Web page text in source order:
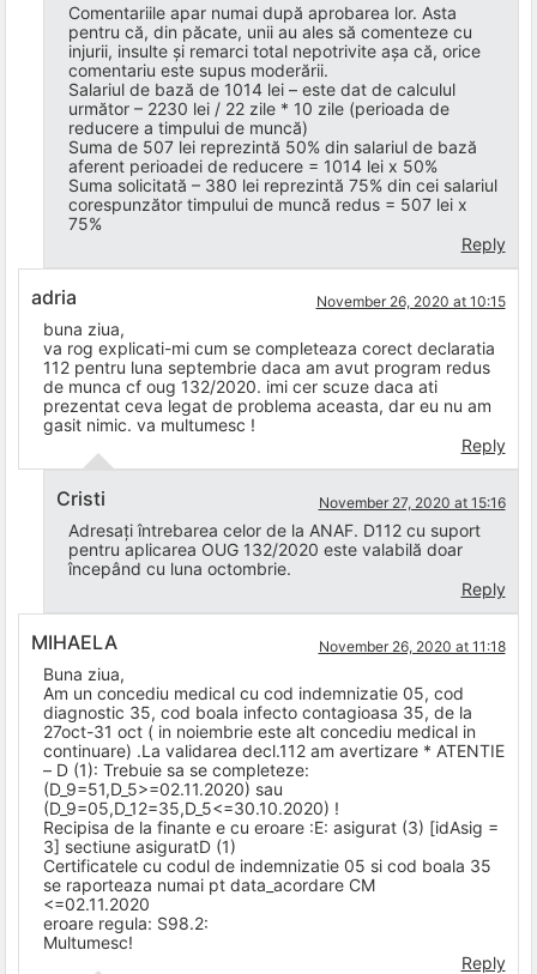
Comentariile apar numai după aprobarea lor. Asta
pentru că, din păcate, unii au ales să comenteze cu
injurii, insulte și remarci total nepotrivite așa că, orice
comentariu este supus moderării.
Salariul de bază de 1014 lei – este dat de calculul
următor – 2230 lei / 22 zile * 10 zile (perioada de
reducere a timpului de muncă)
Suma de 507 lei reprezintă 50% din salariul de bază
aferent perioadei de reducere = 1014 lei x 50%
Suma solicitată – 380 lei reprezintă 75% din cei salariul
corespunzător timpului de muncă redus = 507 lei x
75%
Reply
adria November 26, 2020 at 10:15
buna ziua,
va rog explicati-mi cum se completeaza corect declaratia
112 pentru luna septembrie daca am avut program redus
de munca cf oug 132/2020. imi cer scuze daca ati
prezentat ceva legat de problema aceasta, dar eu nu am
gasit nimic. va multumesc !
Reply
Cristi November 27, 2020 at 15:16
Adresați întrebarea celor de la ANAF. D112 cu suport
pentru aplicarea OUG 132/2020 este valabilă doar
începând cu luna octombrie.
Reply
MIHAELA November 26, 2020 at 11:18
Buna ziua,
Am un concediu medical cu cod indemnizatie 05, cod
diagnostic 35, cod boala infecto contagioasa 35, de la
27oct-31 oct ( in noiembrie este alt concediu medical in
continuare) .La validarea decl.112 am avertizare * ATENTIE
– D (1): Trebuie sa se completeze:
(D_9=51,D_5>=02.11.2020) sau
(D_9=05,D_12=35,D_5<=30.10.2020) !
Recipisa de la finante e cu eroare :E: asigurat (3) [idAsig =
3] sectiune asiguratD (1)
Certificatele cu codul de indemnizatie 05 si cod boala 35
se raporteaza numai pt data_acordare CM
<=02.11.2020
eroare regula: S98.2:
Multumesc!
Reply